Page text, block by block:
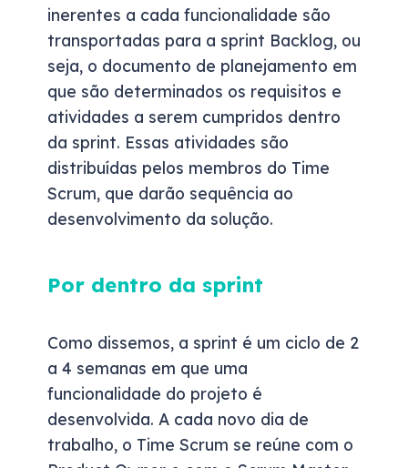
inerentes a cada funcionalidade são
transportadas para a sprint Backlog, ou
seja, o documento de planejamento em
que são determinados os requisitos e
atividades a serem cumpridos dentro
da sprint. Essas atividades são
distribuídas pelos membros do Time
Scrum, que darão sequência ao
desenvolvimento da solução.
Por dentro da sprint
Como dissemos, a sprint é um ciclo de 2
a 4 semanas em que uma
funcionalidade do projeto é
desenvolvida. A cada novo dia de
trabalho, o Time Scrum se reúne com o